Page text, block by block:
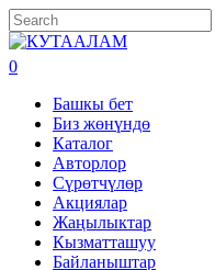
Skip
to
main
content
Close
Search
search
0
Башкы бет
Биз жөнүндө
Каталог
Авторлор
Сүрөтчүлөр
Акциялар
Жаңылыктар
Кызматташуу
Байланыштар